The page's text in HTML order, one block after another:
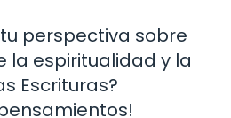
perspectiva sobre
la espiritualidad y la
Escrituras?